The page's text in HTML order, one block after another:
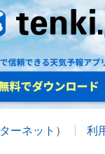
ーネット ） 利